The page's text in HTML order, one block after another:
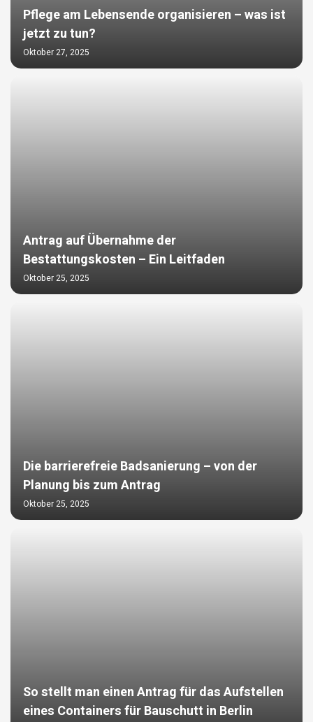
Pflege am Lebensende organisieren – was ist
jetzt zu tun?
Oktober 27, 2025
Antrag auf Übernahme der
Bestattungskosten – Ein Leitfaden
Oktober 25, 2025
Die barrierefreie Badsanierung – von der
Planung bis zum Antrag
Oktober 25, 2025
So stellt man einen Antrag für das Aufstellen
eines Containers für Bauschutt in Berlin